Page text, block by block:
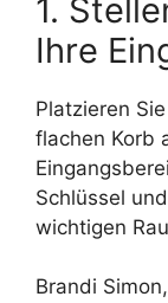
1.
Ihre
Platzieren
flachen Korb
Schlüssel
wichtigen
Brandi